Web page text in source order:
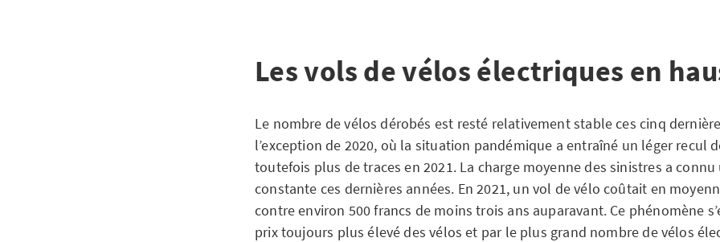
Les vols de vélos électriques en
Le nombre de vélos dérobés est resté relativement stable ces cinq
l’exception de 2020, où la situation pandémique a entraîné un léger recul
toutefois plus de traces en 2021. La charge moyenne des sinistres a
constante ces dernières années. En 2021, un vol de vélo coûtait en
contre environ 500 francs de moins trois ans auparavant. Ce phénomène
prix toujours plus élevé des vélos et par le plus grand nombre de vélos